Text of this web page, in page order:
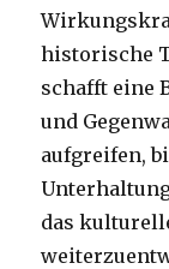
historische
schafft eine
und
aufgreifen,
das